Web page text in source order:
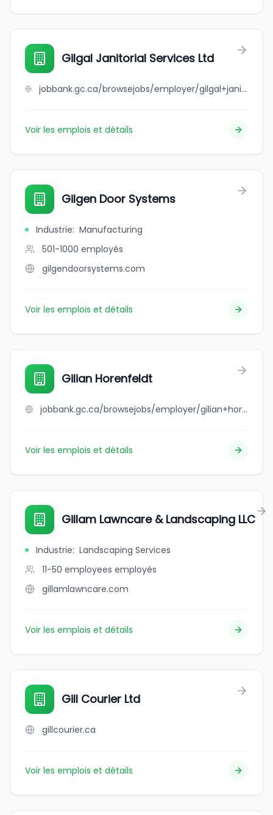
Gilgal Janitorial Services Ltd
jobbank.gc.ca/browsejobs/employer/gilgal+janitorial+services+ltd/ca
Voir les emplois et détails
Gilgen Door Systems
Industrie: Manufacturing
501-1000 employés
gilgendoorsystems.com
Voir les emplois et détails
Gilian Horenfeldt
jobbank.gc.ca/browsejobs/employer/gilian+horenfeldt/ca
Voir les emplois et détails
Gillam Lawncare & Landscaping LLC
Industrie: Landscaping Services
11-50 employees employés
gillamlawncare.com
Voir les emplois et détails
Gill Courier Ltd
gillcourier.ca
Voir les emplois et détails